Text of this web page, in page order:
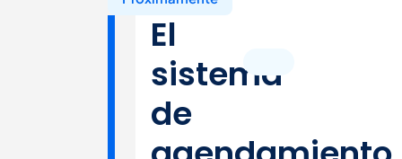
El
sistema
de